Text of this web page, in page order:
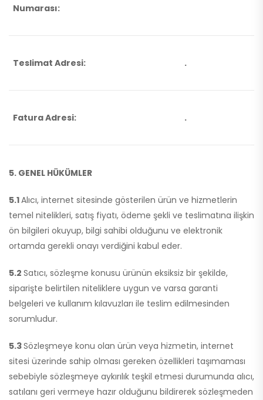
Numarası:
Teslimat Adresi: .
Fatura Adresi: .
5. GENEL HÜKÜMLER
5.1Alıcı, internet sitesinde gösterilen ürün ve hizmetlerin
temel nitelikleri, satış fiyatı, ödeme şekli ve teslimatına ilişkin
ön bilgileri okuyup, bilgi sahibi olduğunu ve elektronik
ortamda gerekli onayı verdiğini kabul eder.
5.2 Satıcı, sözleşme konusu ürünün eksiksiz bir şekilde,
siparişte belirtilen niteliklere uygun ve varsa garanti
belgeleri ve kullanım kılavuzları ile teslim edilmesinden
sorumludur.
5.3Sözleşmeye konu olan ürün veya hizmetin, internet
sitesi üzerinde sahip olması gereken özellikleri taşımaması
sebebiyle sözleşmeye aykırılık teşkil etmesi durumunda alıcı,
satılanı geri vermeye hazır olduğunu bildirerek sözleşmeden